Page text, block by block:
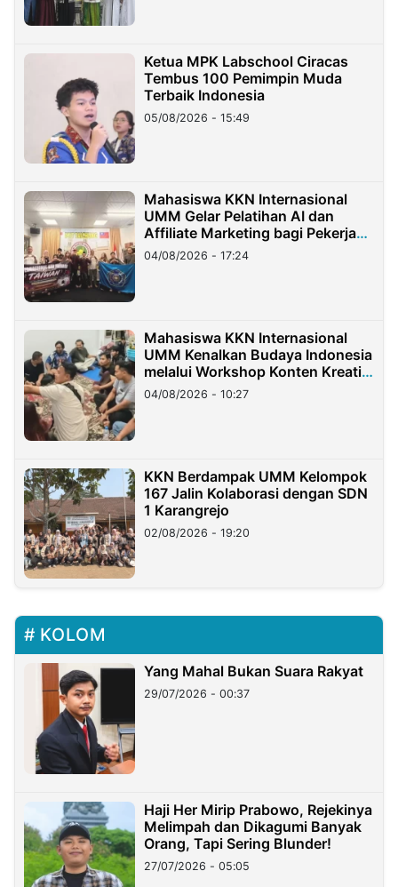
Ketua MPK Labschool Ciracas
Tembus 100 Pemimpin Muda
Terbaik Indonesia
05/08/2026 - 15:49
Mahasiswa KKN Internasional
UMM Gelar Pelatihan AI dan
Affiliate Marketing bagi Pekerja
Migran Indonesia di Taiwan
04/08/2026 - 17:24
Mahasiswa KKN Internasional
UMM Kenalkan Budaya Indonesia
melalui Workshop Konten Kreatif
di Taiwan
04/08/2026 - 10:27
KKN Berdampak UMM Kelompok
167 Jalin Kolaborasi dengan SDN
1 Karangrejo
02/08/2026 - 19:20
KOLOM
Yang Mahal Bukan Suara Rakyat
29/07/2026 - 00:37
Haji Her Mirip Prabowo, Rejekinya
Melimpah dan Dikagumi Banyak
Orang, Tapi Sering Blunder!
27/07/2026 - 05:05